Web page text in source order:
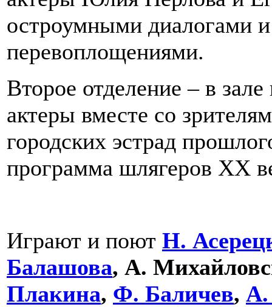
остроумными диалогами
перевоплощениями.
Второе отделение – в
актеры вместе со
городских эстрад
программа шлягеров XX
Играют и поют Н.
Балашова, А.
Плакина, Ф. Баличев, А.